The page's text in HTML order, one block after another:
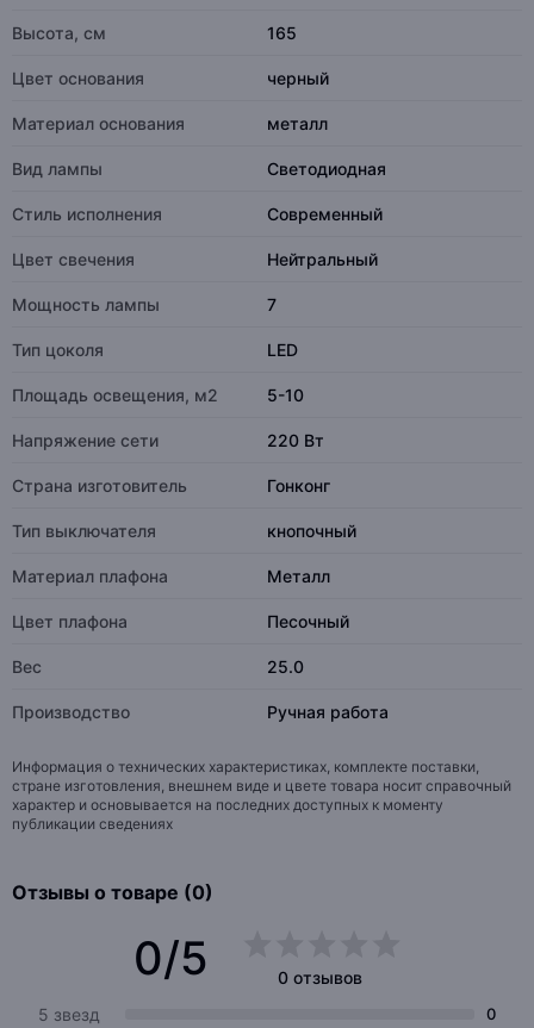
Высота, см 165
Цвет основания черный
Материал основания металл
Вид лампы Светодиодная
Стиль исполнения Современный
Цвет свечения Нейтральный
Мощность лампы 7
Тип цоколя LED
Площадь освещения, м2 5-10
Напряжение сети 220 Вт
Страна изготовитель Гонконг
Тип выключателя кнопочный
Материал плафона Металл
Цвет плафона Песочный
Вес 25.0
Производство Ручная работа
Информация о технических характеристиках, комплекте поставки,
стране изготовления, внешнем виде и цвете товара носит справочный
характер и основывается на последних доступных к моменту
публикации сведениях
Отзывы о товаре (0)
0/5
0 отзывов
5 звезд
0